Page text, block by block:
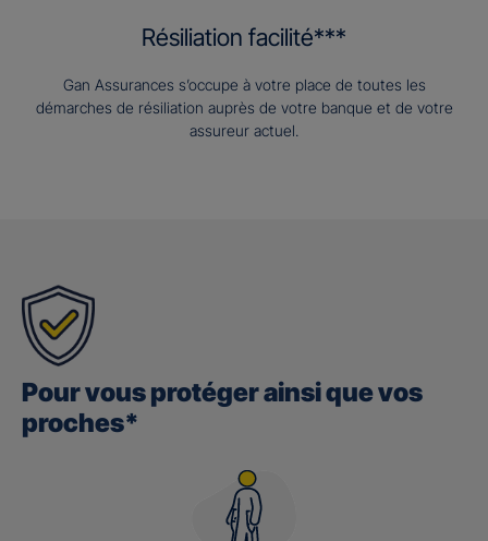
Résiliation facilité***
Gan Assurances s’occupe à votre place de toutes les
démarches de résiliation auprès de votre banque et de votre
assureur actuel.
Pour vous protéger ainsi que vos
proches*